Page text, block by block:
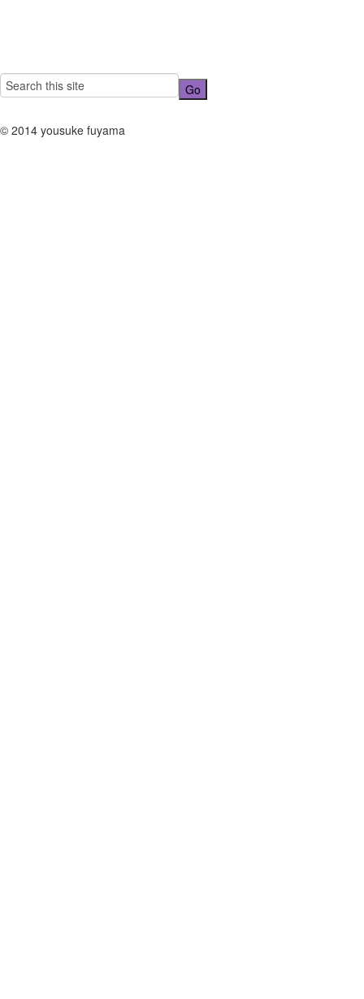
© 2014 yousuke fuyama